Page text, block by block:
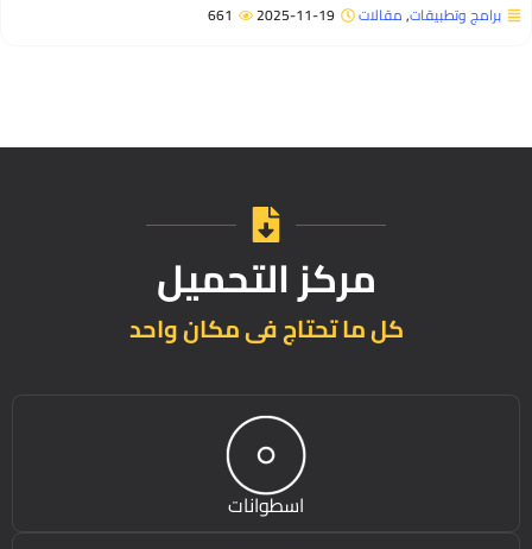
برامج وتطبيقات,مقالات 2025-11-19
661
مركز التحميل
كل ما تحتاج فى مكان واحد
اسطوانات